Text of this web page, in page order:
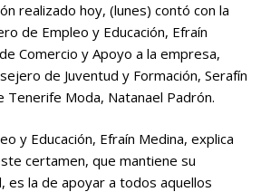
realizado hoy, (lunes) contó con la
de Empleo y Educación, Efraín
Comercio y Apoyo a la empresa,
de Juventud y Formación, Serafín
Tenerife Moda, Natanael Padrón.
y Educación, Efraín Medina, explica
certamen, que mantiene su
es la de apoyar a todos aquellos